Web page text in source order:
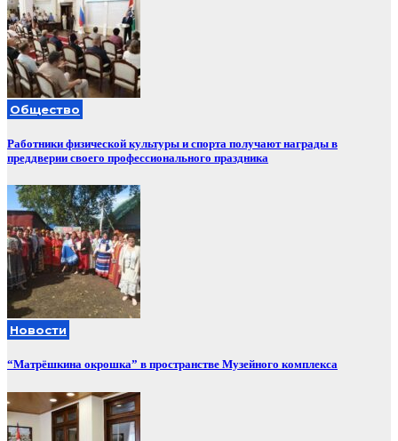
Общество
Работники физической культуры и спорта получают награды в
преддверии своего профессионального праздника
Новости
“Матрёшкина окрошка” в пространстве Музейного комплекса